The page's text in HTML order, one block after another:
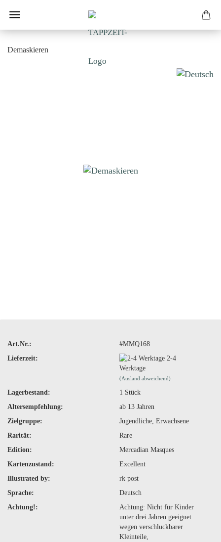
Demaskieren
Art.Nr.:
#MMQ168
Lieferzeit:
2-4
Werktage
(Ausland abweichend)
Lagerbestand: 1 Stück
Altersempfehlung:
ab 13 Jahren
Zielgruppe:
Jugendliche, Erwachsene
Rarität:
Rare
Edition:
Mercadian Masques
Kartenzustand:
Excellent
Illustrated by:
rk post
Sprache:
Deutsch
Achtung!:
Achtung: Nicht für Kinder
unter drei Jahren geeignet
wegen verschluckbarer
Kleinteile,